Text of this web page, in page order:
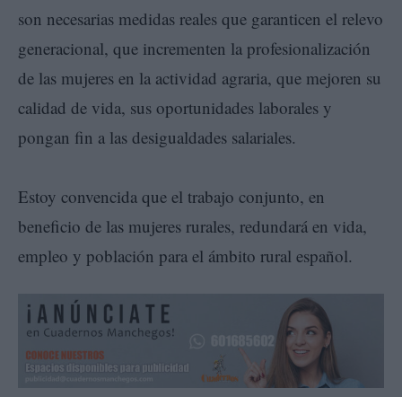
son necesarias medidas reales que garanticen el relevo
generacional, que incrementen la profesionalización
de las mujeres en la actividad agraria, que mejoren su
calidad de vida, sus oportunidades laborales y
pongan fin a las desigualdades salariales.
Estoy convencida que el trabajo conjunto, en
beneficio de las mujeres rurales, redundará en vida,
empleo y población para el ámbito rural español.